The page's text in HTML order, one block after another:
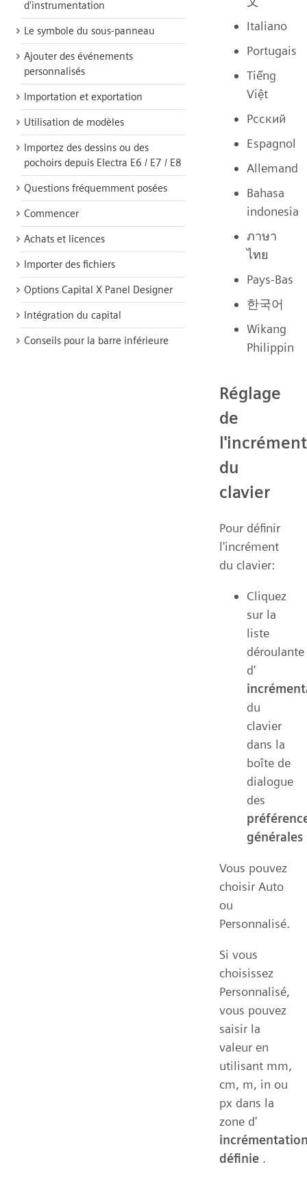
d'instrumentation
Le symbole du sous-panneau
Ajouter des événements
personnalisés
Importation et exportation
Utilisation de modèles
Importez des dessins ou des
pochoirs depuis Electra E6 / E7 / E8
Questions fréquemment posées
Commencer
Achats et licences
Importer des fichiers
Options Capital X Panel Designer
Intégration du capital
Conseils pour la barre inférieure
Italiano
Portugais
Tiếng
Việt
Pсский
Espagnol
Allemand
Bahasa
indonesia
ภาษา
ไทย
Pays-Bas
한국어
Wikang
Philippin
Réglage
de
l'incrément
du
clavier
Pour définir
l'incrément
du clavier:
Cliquez
sur la
liste
déroulante
d'
du
clavier
dans la
boîte de
dialogue
des
générales
Vous pouvez
choisir Auto
ou
Personnalisé.
Si vous
choisissez
Personnalisé,
vous pouvez
saisir la
valeur en
utilisant mm,
cm, m, in ou
px dans la
zone d'
définie .